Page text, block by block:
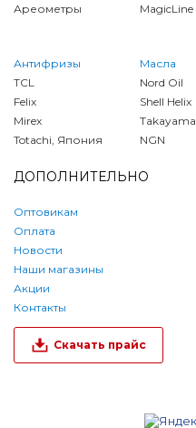
Ареометры
MagicLine
Антифризы
TCL
Felix
Mirex
Totachi, Япония
Масла
Nord Oil
Shell Helix
Takayama
NGN
ДОПОЛНИТЕЛЬНО
Оптовикам
Оплата
Новости
Наши магазины
Акции
Контакты
Скачать прайс